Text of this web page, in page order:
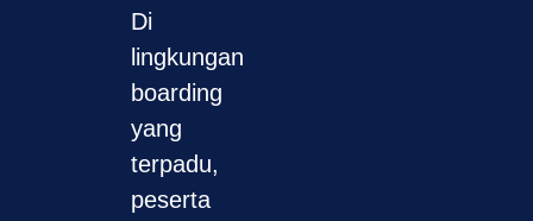
Di
lingkungan
boarding
yang
terpadu,
peserta